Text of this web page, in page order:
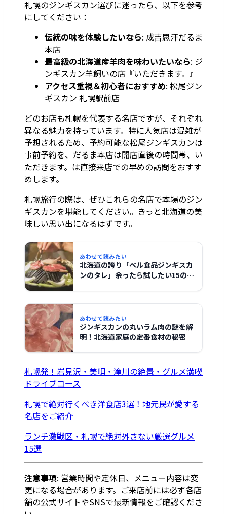
札幌のジンギスカン選びに迷ったら、以下を参考
にしてください：
伝統の味を体験したいなら: 成吉思汗だるま
本店
最高級の北海道産羊肉を味わいたいなら: ジ
ンギスカン羊飼いの店『いただきます。』
アクセス重視＆初心者におすすめ: 松尾ジン
ギスカン 札幌駅前店
どのお店も札幌を代表する名店ですが、それぞれ
異なる魅力を持っています。特に人気店は混雑が
予想されるため、予約可能な松尾ジンギスカンは
事前予約を、だるま本店は開店直後の時間帯、い
ただきます。は直接来店での早めの訪問をおすす
めします。
札幌旅行の際は、ぜひこれらの名店で本場のジン
ギスカンを堪能してください。きっと北海道の美
味しい思い出になるはずです。
あわせて読みたい
北海道の誇り「ベル食品ジンギスカ
ンのタレ」余ったら試したい15の絶
あわせて読みたい
ジンギスカンの丸いラム肉の謎を解
明！北海道家庭の定番食材の秘密
札幌発！岩見沢・美唄・滝川の絶景・グルメ満喫
ドライブコース
札幌で絶対行くべき洋食店3選！地元民が愛する
名店をご紹介
ランチ激戦区・札幌で絶対外さない厳選グルメ
15選
注意事項: 営業時間や定休日、メニュー内容は変
更になる場合があります。ご来店前には必ず各店
舗の公式サイトやSNSで最新情報をご確認くださ